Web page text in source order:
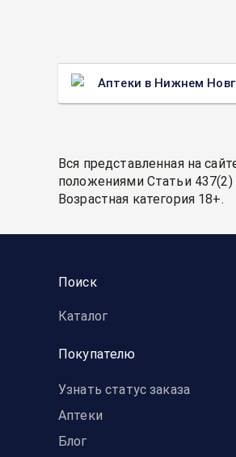
Аптеки в Нижнем
Вся представленная на
положениями Статьи
Возрастная категория 18+.
Поиск
Каталог
Покупателю
Узнать статус заказа
Аптеки
Блог